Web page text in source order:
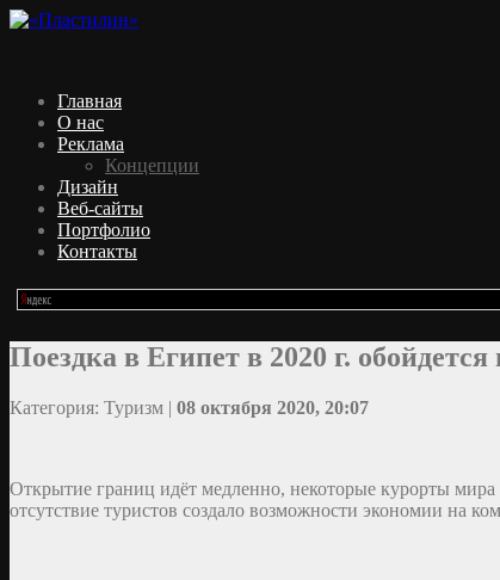
Главная
О нас
Реклама
Концепции
Дизайн
Веб-сайты
Портфолио
Контакты
Поездка в Египет в 2020 г.
Категория: Туризм | 08 октября 2020, 20:07
Открытие границ идёт медленно, некоторые курорты мира
отсутствие туристов создало возможности экономии на